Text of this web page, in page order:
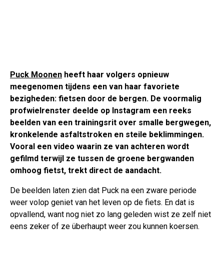
Puck Moonen heeft haar volgers opnieuw
meegenomen tijdens een van haar favoriete
bezigheden: fietsen door de bergen. De voormalig
profwielrenster deelde op Instagram een reeks
beelden van een trainingsrit over smalle bergwegen,
kronkelende asfaltstroken en steile beklimmingen.
Vooral een video waarin ze van achteren wordt
gefilmd terwijl ze tussen de groene bergwanden
omhoog fietst, trekt direct de aandacht.
De beelden laten zien dat Puck na een zware periode
weer volop geniet van het leven op de fiets. En dat is
opvallend, want nog niet zo lang geleden wist ze zelf niet
eens zeker of ze überhaupt weer zou kunnen koersen.